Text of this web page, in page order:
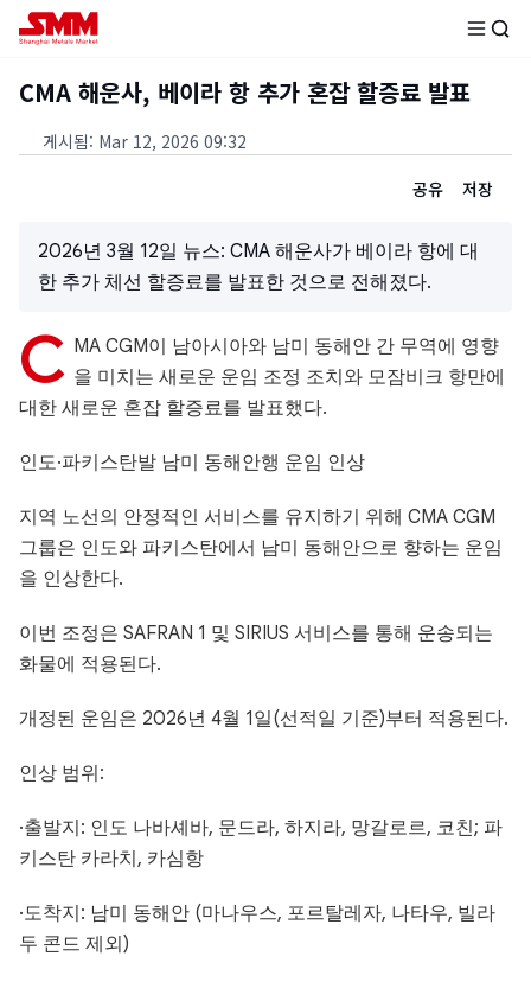
CMA 해운사, 베이라 항 추가 혼잡 할증료 발표
게시됨: Mar 12, 2026 09:32
공유
저장
2026년 3월 12일 뉴스: CMA 해운사가 베이라 항에 대
한 추가 체선 할증료를 발표한 것으로 전해졌다.
C MA CGM이 남아시아와 남미 동해안 간 무역에 영향
을 미치는 새로운 운임 조정 조치와 모잠비크 항만에
대한 새로운 혼잡 할증료를 발표했다.
인도·파키스탄발 남미 동해안행 운임 인상
지역 노선의 안정적인 서비스를 유지하기 위해 CMA CGM
그룹은 인도와 파키스탄에서 남미 동해안으로 향하는 운임
을 인상한다.
이번 조정은 SAFRAN 1 및 SIRIUS 서비스를 통해 운송되는
화물에 적용된다.
개정된 운임은 2026년 4월 1일(선적일 기준)부터 적용된다.
인상 범위:
·출발지: 인도 나바셰바, 문드라, 하지라, 망갈로르, 코친; 파
키스탄 카라치, 카심항
·도착지: 남미 동해안 (마나우스, 포르탈레자, 나타우, 빌라
두 콘드 제외)